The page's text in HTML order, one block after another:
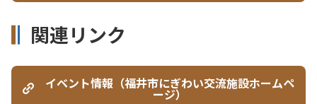
関連リンク
イベント情報（福井市にぎわい交流施設ホームペ
ージ）